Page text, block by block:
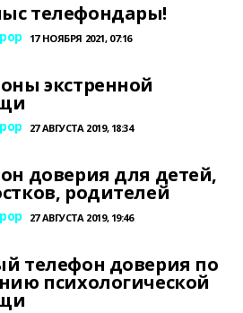
телефондары!
17 НОЯБРЯ 2021, 07:16
экстренной
27 АВГУСТА 2019, 18:34
доверия для детей,
родителей
27 АВГУСТА 2019, 19:46
телефон доверия по
психологической